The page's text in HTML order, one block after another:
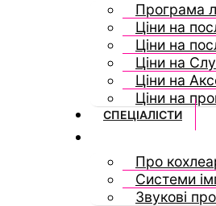
Програма
Ціни на
Ціни на
Ціни на
Ціни на
Ціни на
СПЕЦІАЛІСТИ
Про
Системи
Звукові